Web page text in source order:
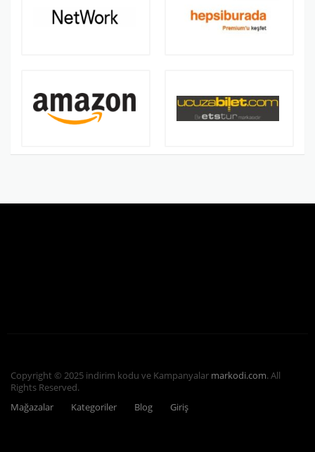
Copyright © 2025 indirim kodu ve Kampanyalar markodi.com. All
Rights Reserved.
Mağazalar
Kategoriler Blog Giriş